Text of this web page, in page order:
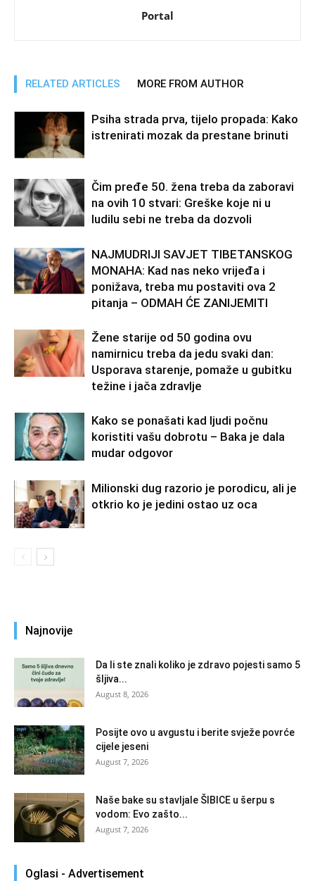
Portal
RELATED ARTICLES MORE FROM AUTHOR
Psiha strada prva, tijelo propada: Kako
istrenirati mozak da prestane brinuti
Čim pređe 50. žena treba da zaboravi
na ovih 10 stvari: Greške koje ni u
ludilu sebi ne treba da dozvoli
NAJMUDRIJI SAVJET TIBETANSKOG
MONAHA: Kad nas neko vrijeđa i
ponižava, treba mu postaviti ova 2
pitanja – ODMAH ĆE ZANIJEMITI
Žene starije od 50 godina ovu
namirnicu treba da jedu svaki dan:
Usporava starenje, pomaže u gubitku
težine i jača zdravlje
Kako se ponašati kad ljudi počnu
koristiti vašu dobrotu – Baka je dala
mudar odgovor
Milionski dug razorio je porodicu, ali je
otkrio ko je jedini ostao uz oca
Najnovije
Da li ste znali koliko je zdravo pojesti samo 5
šljiva...
August 8, 2026
Posijte ovo u avgustu i berite svježe povrće
cijele jeseni
August 7, 2026
Naše bake su stavljale ŠIBICE u šerpu s
vodom: Evo zašto...
August 7, 2026
Oglasi - Advertisement